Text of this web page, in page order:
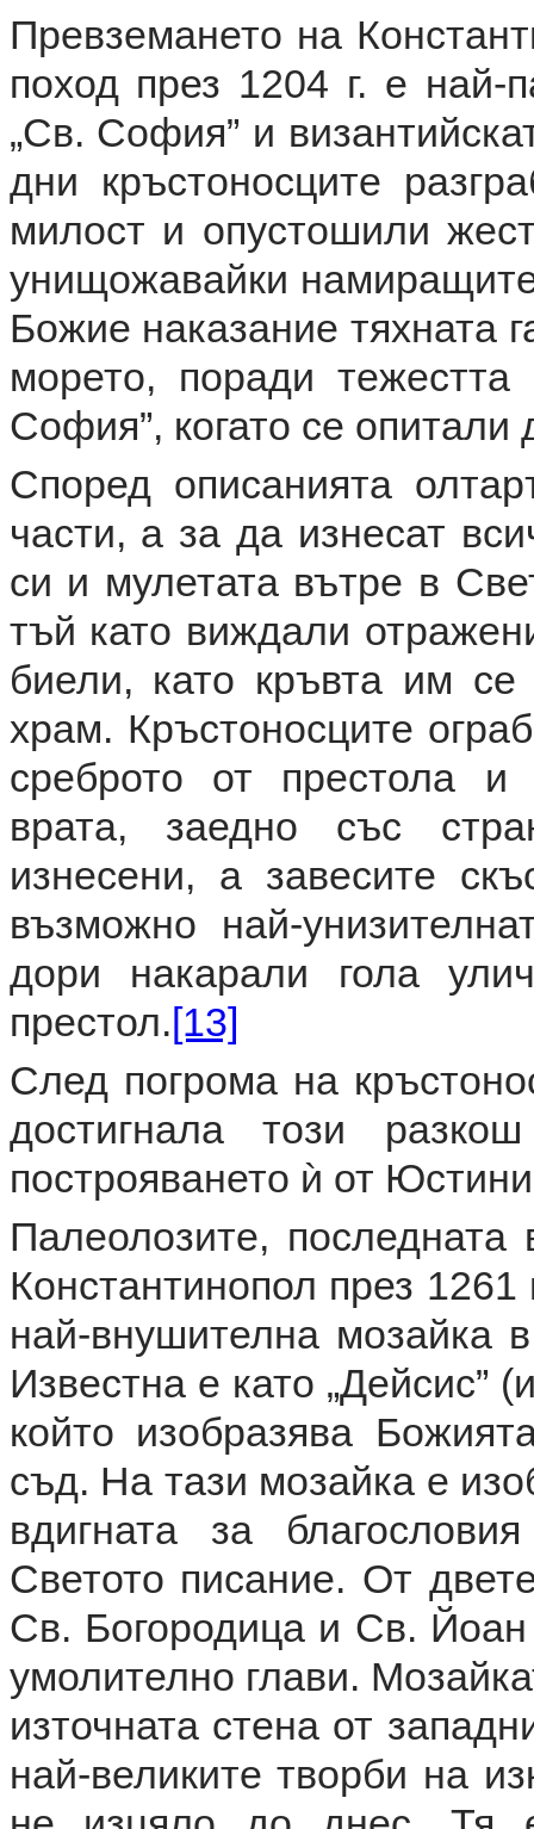
Превземането на
поход през 1204 г. е най-
„Св. София” и
дни кръстоносците
милост и опустошили
унищожавайки
Божие наказание тяхната
морето, поради
София”, когато се опитали
Според описанията
части, а за да изнесат
си и мулетата вътре в
тъй като виждали
биели, като кръвта им
храм. Кръстоносците
среброто от престола и
врата, заедно със
изнесени, а завесите
възможно най-
дори накарали гола
престол.[13]
След погрома на
достигнала този
построяването ѝ от
Палеолозите, последната
Константинопол през
най-внушителна мозайка
Известна е като „Дейсис”
който изобразява
съд. На тази мозайка е
вдигната за
Светото писание. От
Св. Богородица и Св.
умолително глави.
източната стена от
най-великите творби на